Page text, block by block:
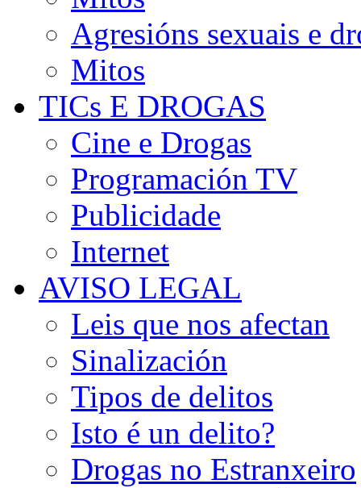
Agresións sexuais e
Mitos
TICs E DROGAS
Cine e Drogas
Programación TV
Publicidade
Internet
AVISO LEGAL
Leis que nos afectan
Sinalización
Tipos de delitos
Isto é un delito?
Drogas no Estranxeiro